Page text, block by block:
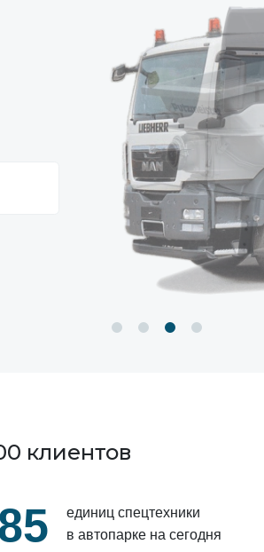
клиентов
единиц спецтехники
в автопарке на сегодня